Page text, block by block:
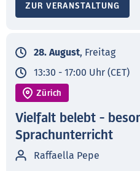
ZUR VERANSTALTUNG
28. August, Freitag
13:30 - 17:00 Uhr (CET)
Zürich
Vielfalt belebt -
Sprachunterricht
Raffaella Pepe